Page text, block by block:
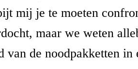
mij je te moeten
maar we weten
van de noodpakketten in